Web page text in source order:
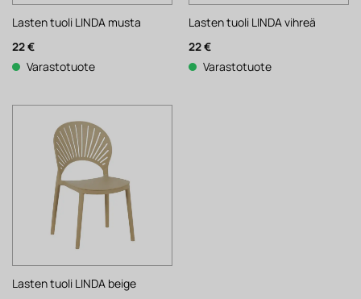
Lasten tuoli LINDA musta
22€
Varastotuote
Lasten tuoli LINDA vihreä
22€
Varastotuote
Lasten tuoli LINDA beige